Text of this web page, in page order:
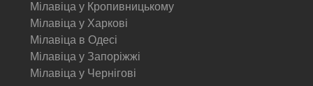
Мілавіца у Кропивницькому
Мілавіца у Харкові
Мілавіца в Одесі
Мілавіца у Запоріжжі
Мілавіца у Чернігові